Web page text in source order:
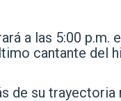
a las 5:00 p.m.
cantante del
de su